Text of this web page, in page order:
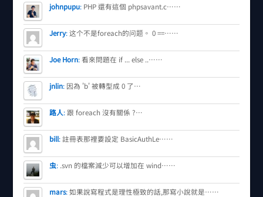
johnpupu: PHP 還有這個 phpsavant.c……
Jerry:这个不是foreach的问题。 0 ==……
Joe Horn:看來問題在 if ... else ..……
jnlin: 因為 'b' 被轉型成 0 了…
路人: 跟 foreach 沒有關係 ?…
bill:註冊表那裡要設定 BasicAuthLe……
虫: .svn 的檔案減少可以增加在 wind……
mars:如果說寫程式是理性極致的話,那寫小說就是……